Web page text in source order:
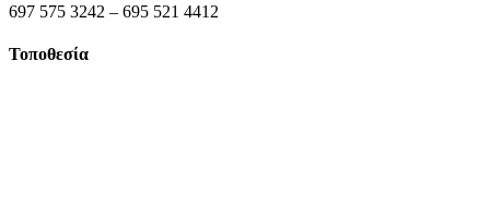
697 575 3242 – 695 521 4412
Τοποθεσία